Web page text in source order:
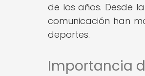
de los años. Desde
comunicación han
deportes.
Importancia